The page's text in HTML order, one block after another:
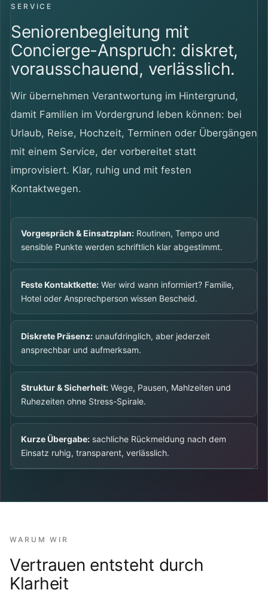
SERVICE
Seniorenbegleitung mit
Concierge-Anspruch: diskret,
vorausschauend, verlässlich.
Wir übernehmen Verantwortung im Hintergrund,
damit Familien im Vordergrund leben können: bei
Urlaub, Reise, Hochzeit, Terminen oder Übergängen
mit einem Service, der vorbereitet statt
improvisiert. Klar, ruhig und mit festen
Kontaktwegen.
Vorgespräch & Einsatzplan: Routinen, Tempo und
sensible Punkte werden schriftlich klar abgestimmt.
Feste Kontaktkette: Wer wird wann informiert? Familie,
Hotel oder Ansprechperson wissen Bescheid.
Diskrete Präsenz: unaufdringlich, aber jederzeit
ansprechbar und aufmerksam.
Struktur & Sicherheit: Wege, Pausen, Mahlzeiten und
Ruhezeiten ohne Stress-Spirale.
Kurze Übergabe: sachliche Rückmeldung nach dem
Einsatz ruhig, transparent, verlässlich.
WARUM WIR
Vertrauen entsteht durch
Klarheit